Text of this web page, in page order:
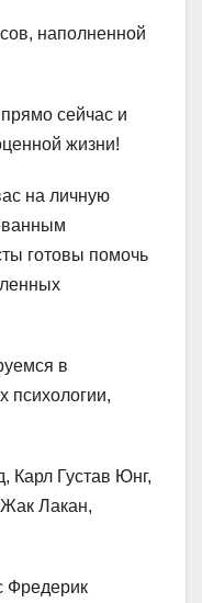
наполненной
сейчас и
жизни!
на личную
готовы помочь
в
психологии,
Карл Густав Юнг,
Лакан,
Фредерик